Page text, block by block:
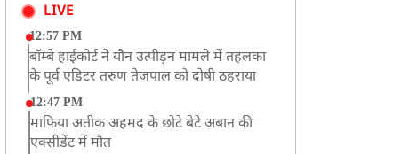
LIVE
12:57 PM
बॉम्बे हाईकोर्ट ने यौन उत्पीड़न मामले में तहलका
के पूर्व एडिटर तरुण तेजपाल को दोषी ठहराया
12:47 PM
माफिया अतीक अहमद के छोटे बेटे अबान की
एक्सीडेंट में मौत